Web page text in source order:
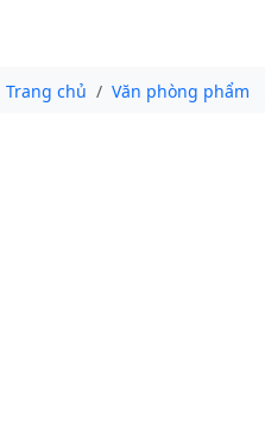
Trang chủ Văn phòng phẩm